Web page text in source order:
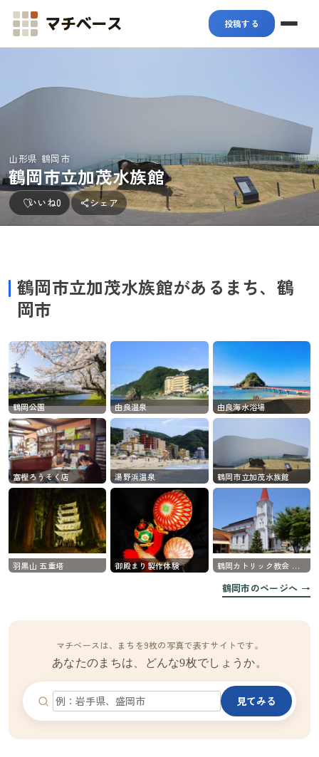
マチベース 投稿する
山形県 鶴岡市
鶴岡市立加茂水族館
いいね0 シェア
鶴岡市立加茂水族館があるまち、鶴
岡市
鶴岡公園 由良温泉 由良海水浴場
富樫ろうそく店 湯野浜温泉 鶴岡市立加茂水族館
羽黒山 五重塔 御殿まり製作体験 鶴岡カトリック教会 天主堂
鶴岡市のページへ →
マチベースは、まちを9枚の写真で表すサイトです。
あなたのまちは、どんな9枚でしょうか。
見てみる